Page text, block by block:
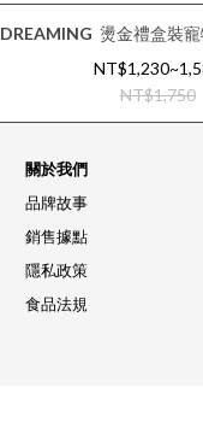
DREAMING 燙金禮盒裝
NT$1,750
關於我們
品牌故事
銷售據點
隱私政策
食品法規